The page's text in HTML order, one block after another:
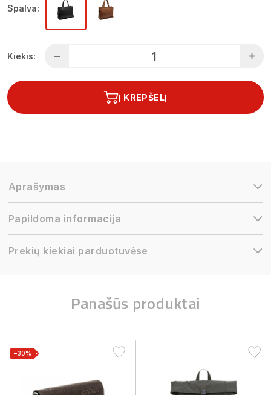
Spalva:
Kiekis:
Į KREPŠELĮ
Aprašymas
Papildoma informacija
Prekių kiekiai parduotuvėse
Panašūs produktai
−30%